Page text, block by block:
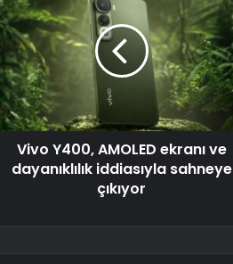
Vivo Y400, AMOLED ekranı ve
dayanıklılık iddiasıyla sahneye
çıkıyor